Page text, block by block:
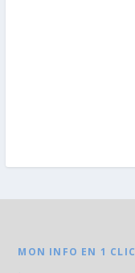
MON INFO EN 1 CLIC